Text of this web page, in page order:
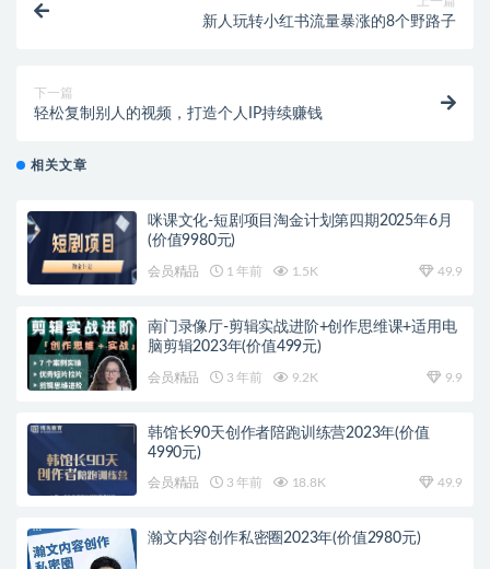
新人玩转小红书流量暴涨的8个野路子
下一篇
轻松复制别人的视频，打造个人IP持续赚钱
相关文章
咪课文化-短剧项目淘金计划第四期2025年6月
(价值9980元)
会员精品 1 年前 1.5K 49.9
南门录像厅-剪辑实战进阶+创作思维课+适用电
脑剪辑2023年(价值499元)
会员精品 3 年前 9.2K 9.9
韩馆长90天创作者陪跑训练营2023年(价值
4990元)
会员精品 3 年前 18.8K 49.9
瀚文内容创作私密圈2023年(价值2980元)